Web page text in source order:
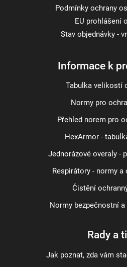
Podmínky ochrany
EU prohlášení
Stav objednávky -
Informace k
Tabulka velikostí
Normy pro
Přehled norem pro
HexArmor -
Jednorázové overaly -
Respirátory - normy
Čistění
Normy bezpečnostní
Rady a
Jak poznat, zda vám